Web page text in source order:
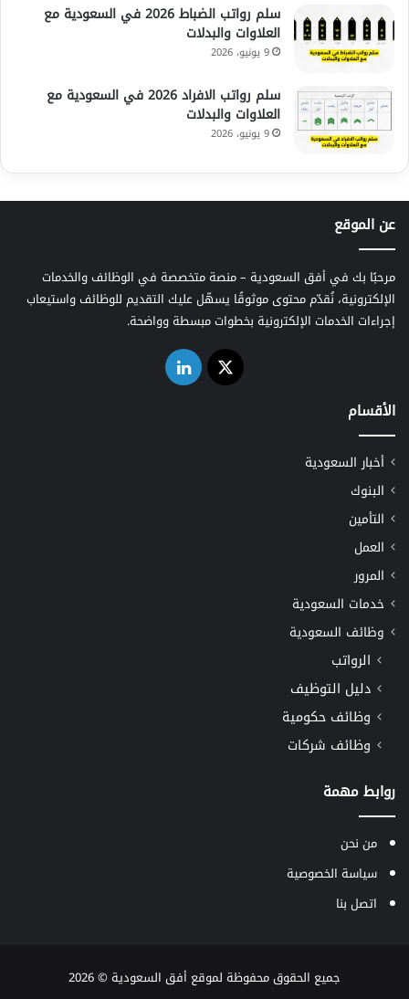
سلم رواتب الضباط 2026 في السعودية مع
العلاوات والبدلات
9 يونيو، 2026
سلم رواتب الافراد 2026 في السعودية مع
العلاوات والبدلات
9 يونيو، 2026
عن الموقع
مرحبًا بك في أفق السعودية – منصة متخصصة في الوظائف والخدمات
الإلكترونية، نُقدّم محتوى موثوقًا يسهّل عليك التقديم للوظائف واستيعاب
إجراءات الخدمات الإلكترونية بخطوات مبسطة وواضحة.
‫X لينكدإن
الأقسام
أخبار السعودية
البنوك
التأمين
العمل
المرور
خدمات السعودية
وظائف السعودية
الرواتب
دليل التوظيف
وظائف حكومية
وظائف شركات
روابط مهمة
من نحن
سياسة الخصوصية
اتصل بنا
جميع الحقوق محفوظة لموقع أفق السعودية © 2026